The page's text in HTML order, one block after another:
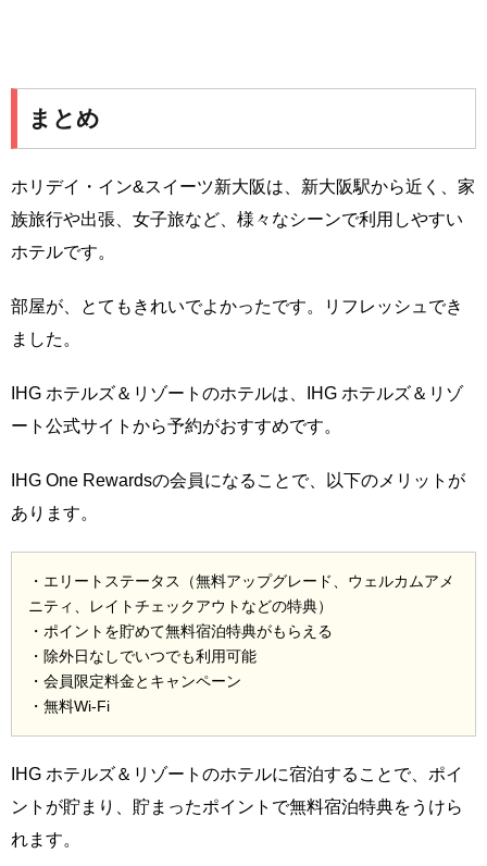
まとめ
ホリデイ・イン&スイーツ新大阪は、新大阪駅から近く、家
族旅行や出張、女子旅など、様々なシーンで利用しやすい
ホテルです。
部屋が、とてもきれいでよかったです。リフレッシュでき
ました。
IHG ホテルズ＆リゾートのホテルは、IHG ホテルズ＆リゾ
ート公式サイトから予約がおすすめです。
IHG One Rewardsの会員になることで、以下のメリットが
あります。
・エリートステータス（無料アップグレード、ウェルカムアメ
ニティ、レイトチェックアウトなどの特典）
・ポイントを貯めて無料宿泊特典がもらえる
・除外日なしでいつでも利用可能
・会員限定料金とキャンペーン
・無料Wi-Fi
IHG ホテルズ＆リゾートのホテルに宿泊することで、ポイ
ントが貯まり、貯まったポイントで無料宿泊特典をうけら
れます。